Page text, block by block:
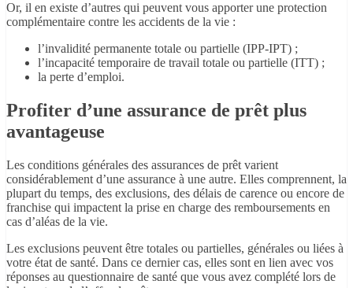
Or, il en existe d’autres qui peuvent vous apporter une protection
complémentaire contre les accidents de la vie :
l’invalidité permanente totale ou partielle (IPP-IPT) ;
l’incapacité temporaire de travail totale ou partielle (ITT) ;
la perte d’emploi.
Profiter d’une assurance de prêt plus
avantageuse
Les conditions générales des assurances de prêt varient
considérablement d’une assurance à une autre. Elles comprennent, la
plupart du temps, des exclusions, des délais de carence ou encore de
franchise qui impactent la prise en charge des remboursements en
cas d’aléas de la vie.
Les exclusions peuvent être totales ou partielles, générales ou liées à
votre état de santé. Dans ce dernier cas, elles sont en lien avec vos
réponses au questionnaire de santé que vous avez complété lors de